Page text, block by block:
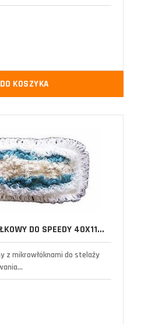
DO KOSZYKA
DO SPEEDY 40X11...
z mikrowłóknami do stelaży